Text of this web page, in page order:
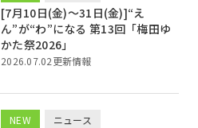
[7月10日(金)〜31日(金)]“え
ん”が“わ”になる 第13回「梅田ゆ
かた祭2026」
2026.07.02更新情報
NEW ニュース